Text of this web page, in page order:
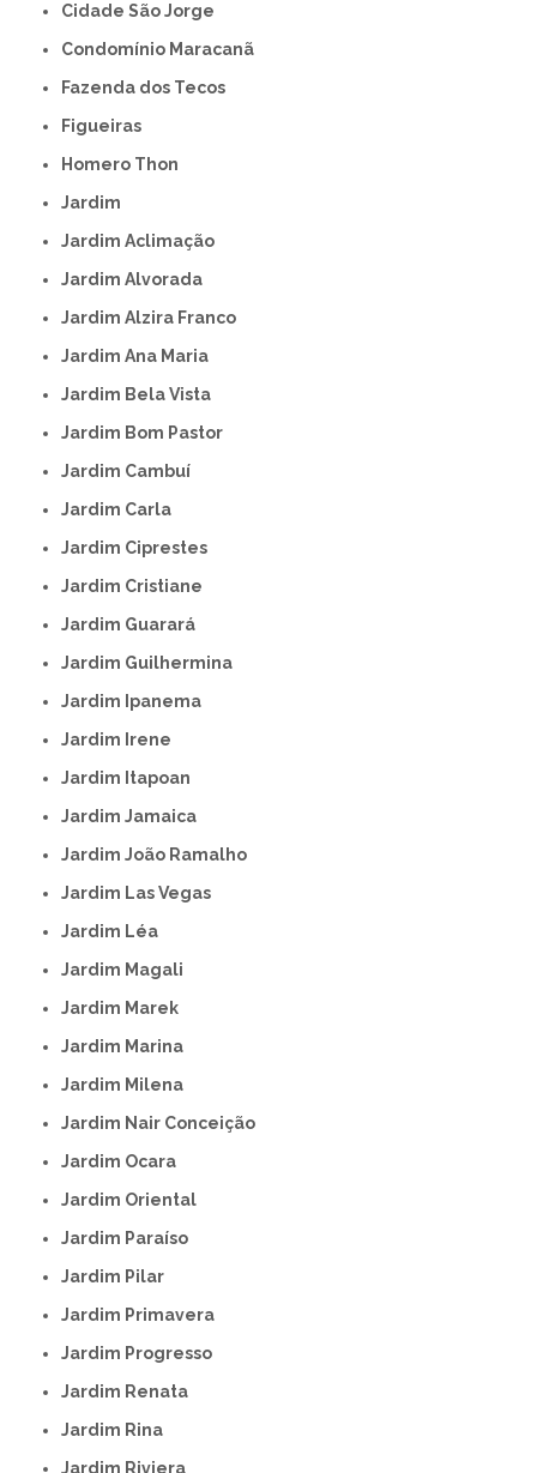
Cidade São Jorge
Condomínio Maracanã
Fazenda dos Tecos
Figueiras
Homero Thon
Jardim
Jardim Aclimação
Jardim Alvorada
Jardim Alzira Franco
Jardim Ana Maria
Jardim Bela Vista
Jardim Bom Pastor
Jardim Cambuí
Jardim Carla
Jardim Ciprestes
Jardim Cristiane
Jardim Guarará
Jardim Guilhermina
Jardim Ipanema
Jardim Irene
Jardim Itapoan
Jardim Jamaica
Jardim João Ramalho
Jardim Las Vegas
Jardim Léa
Jardim Magali
Jardim Marek
Jardim Marina
Jardim Milena
Jardim Nair Conceição
Jardim Ocara
Jardim Oriental
Jardim Paraíso
Jardim Pilar
Jardim Primavera
Jardim Progresso
Jardim Renata
Jardim Rina
Jardim Riviera